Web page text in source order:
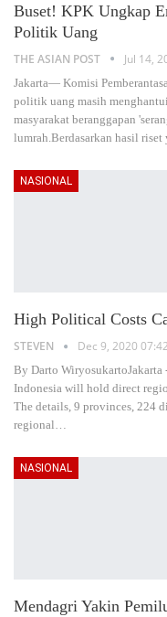
Buset! KPK Ungkap
Politik Uang
THE ASIAN POST Jul 14,
Jakarta— Komisi
politik uang masih
masyarakat beranggapan
lumrah.Berdasarkan hasil riset
NASIONAL
High Political Costs
STEVEN Dec 9, 2020 07:42
By Darto WiryosukartoJakarta
Indonesia will hold direct
The details, 9 provinces, 224
regional…
NASIONAL
Mendagri Yakin